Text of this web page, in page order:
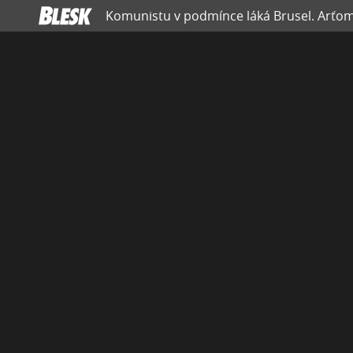
Komunistu v podmínce láká Brusel.